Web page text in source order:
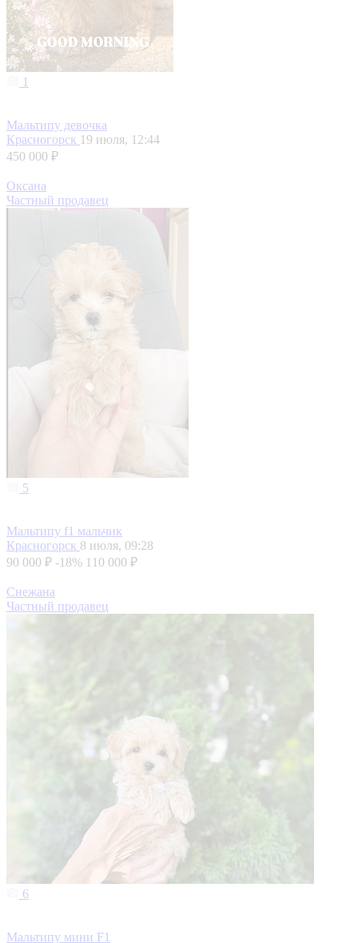
1
Мальтипу девочка
Красногорск 19 июля, 12:44
450 000 ₽
Оксана
Частный продавец
5
Мальтипу f1 мальчик
Красногорск 8 июля, 09:28
90 000 ₽ -18% 110 000 ₽
Снежана
Частный продавец
6
Мальтипу мини F1